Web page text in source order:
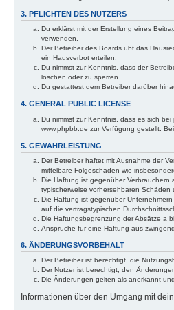
3. PFLICHTEN DES NUTZERS
Du erklärst mit der Erstellung eines
verwenden.
Der Betreiber des Boards übt das
ein Hausverbot erteilen.
Du nimmst zur Kenntnis, dass der
löschen oder zu sperren.
Du gestattest dem Betreiber darüber
4. GENERAL PUBLIC LICENSE
Du nimmst zur Kenntnis, dass es sich
www.phpbb.de zur Verfügung gestellt.
5. GEWÄHRLEISTUNG
Der Betreiber haftet mit Ausnahme der
mittelbare Folgeschäden wie
Die Haftung ist gegenüber Verbrauchern
typischerweise vorhersehbaren
Die Haftung ist gegenüber
auf die vertragstypischen
Die Haftungsbegrenzung der Absätze a
Ansprüche für eine Haftung aus
6. ÄNDERUNGSVORBEHALT
Der Betreiber ist berechtigt, die
Der Nutzer ist berechtigt, den
Die Änderungen gelten als anerkannt
Informationen über den Umgang mit